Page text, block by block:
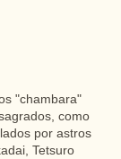
"chambara"
como
por astros
Tetsuro